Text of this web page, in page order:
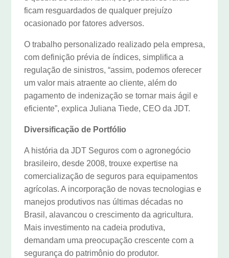
ficam resguardados de qualquer prejuízo
ocasionado por fatores adversos.
O trabalho personalizado realizado pela empresa,
com definição prévia de índices, simplifica a
regulação de sinistros, “assim, podemos oferecer
um valor mais atraente ao cliente, além do
pagamento de indenização se tornar mais ágil e
eficiente”, explica Juliana Tiede, CEO da JDT.
Diversificação de Portfólio
A história da JDT Seguros com o agronegócio
brasileiro, desde 2008, trouxe expertise na
comercialização de seguros para equipamentos
agrícolas. A incorporação de novas tecnologias e
manejos produtivos nas últimas décadas no
Brasil, alavancou o crescimento da agricultura.
Mais investimento na cadeia produtiva,
demandam uma preocupação crescente com a
segurança do patrimônio do produtor.